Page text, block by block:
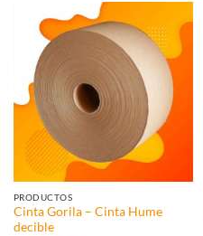
PRODUCTOS
Cinta Gorila – Cinta Hume
decible